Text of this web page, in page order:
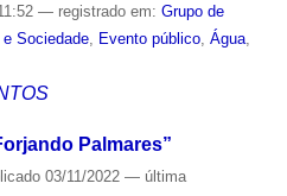
— registrado em: Grupo de
Sociedade, Evento público, Água,
Palmares”
03/11/2022 — última